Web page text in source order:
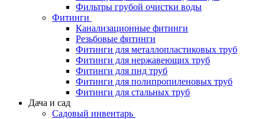
Фильтры грубой очистки воды
Фитинги
Канализационные фитинги
Резьбовые фитинги
Фитинги для металлопластиковых труб
Фитинги для нержавеющих труб
Фитинги для пнд труб
Фитинги для полипропиленовых труб
Фитинги для стальных труб
Дача и сад
Садовый инвентарь